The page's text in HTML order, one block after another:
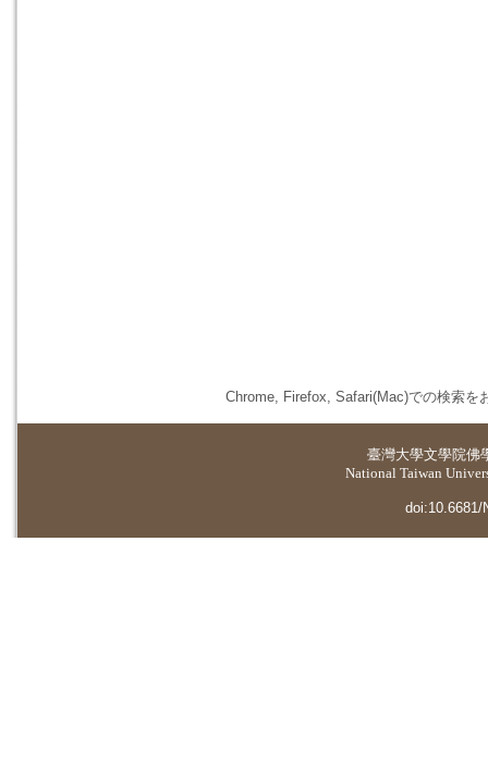
Chrome, Firefox, Safari(Mac)での検索を
臺灣大學文學院佛
National Taiwan
doi:10.6681/